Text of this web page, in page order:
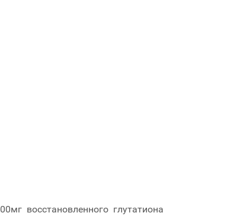
восстановленного глутатиона